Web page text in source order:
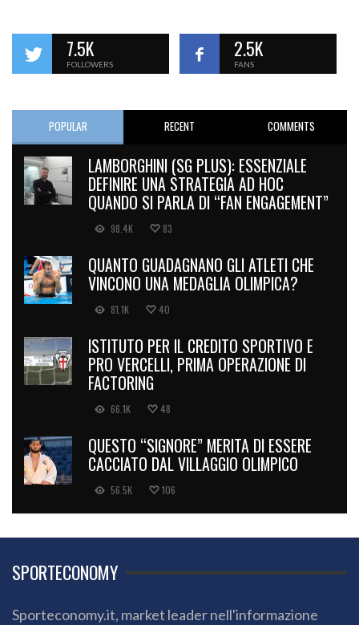
7.5K
FOLLOWERS
2.5K
FANS
POPULAR RECENT COMMENTS
LAMBORGHINI (SG PLUS): ESSENZIALE
DEFINIRE UNA STRATEGIA AD HOC
QUANDO SI PARLA DI “FAN ENGAGEMENT”
98.4K 83
QUANTO GUADAGNANO GLI ATLETI CHE
VINCONO UNA MEDAGLIA OLIMPICA?
81.1K 40
ISTITUTO PER IL CREDITO SPORTIVO E
PRO VERCELLI, PRIMA OPERAZIONE DI
FACTORING
66.1K 48
QUESTO “SIGNORE” MERITA DI ESSERE
CACCIATO DAL VILLAGGIO OLIMPICO
56.5K 106
SPORTECONOMY
Sporteconomy.it, market leader nell'informazione